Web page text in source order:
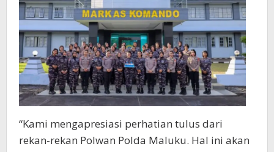
“Kami mengapresiasi perhatian tulus dari
rekan-rekan Polwan Polda Maluku. Hal ini akan